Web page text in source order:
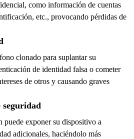
como información de cuentas
etc., provocando pérdidas de
clonado para suplantar su
de identidad falsa o cometer
de otros y causando graves
seguridad
puede exponer su dispositivo a
adicionales, haciéndolo más